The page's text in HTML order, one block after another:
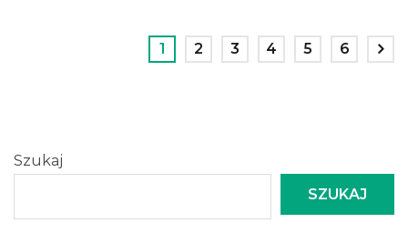
1 2 3 4 5 6
Szukaj
SZUKAJ